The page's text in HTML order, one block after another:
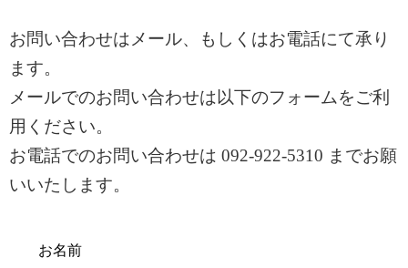
お問い合わせはメール、もしくはお電話にて承り
ます。
メールでのお問い合わせは以下のフォームをご利
用ください。
お電話でのお問い合わせは 092-922-5310 までお願
いいたします。
お名前